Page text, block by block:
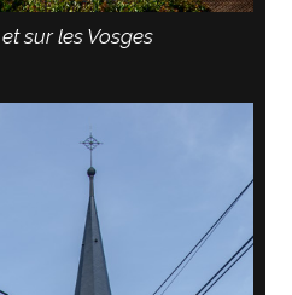
sur les Vosges